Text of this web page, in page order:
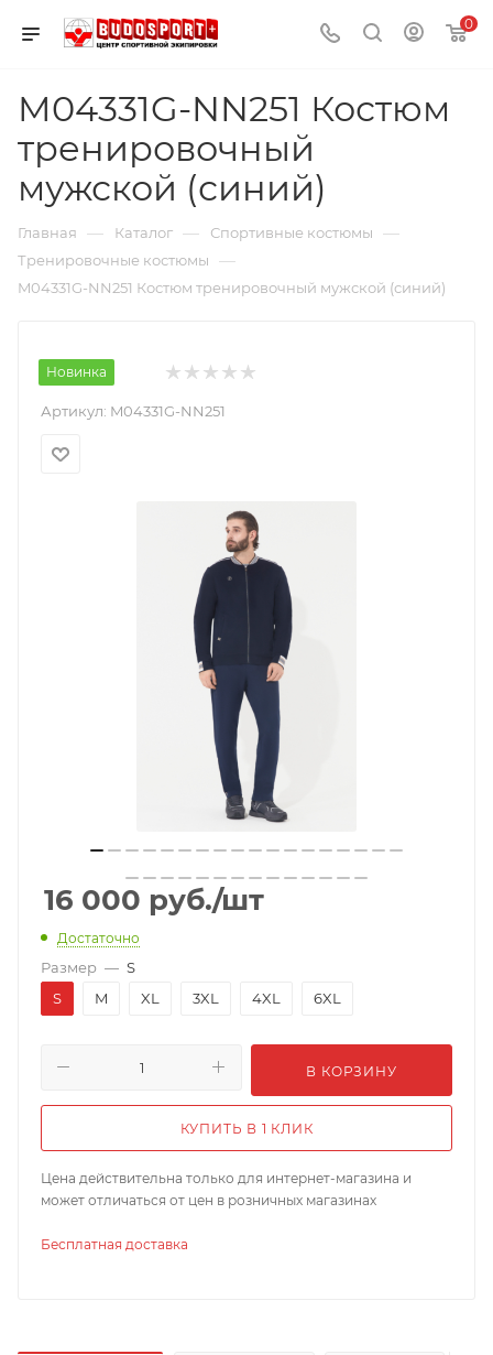
0
M04331G-NN251 Костюм
тренировочный
мужской (синий)
Главная — Каталог — Спортивные костюмы —
Тренировочные костюмы —
M04331G-NN251 Костюм тренировочный мужской (синий)
Новинка
Артикул: M04331G-NN251
16 000 руб./шт
Достаточно
Размер — S
S
M XL 3XL 4XL 6XL
В КОРЗИНУ
КУПИТЬ В 1 КЛИК
Цена действительна только для интернет-магазина и
может отличаться от цен в розничных магазинах
Бесплатная доставка